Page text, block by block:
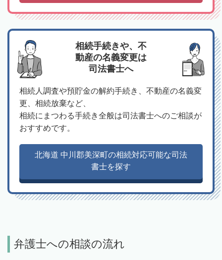
相続手続きや、不
動産の名義変更は
司法書士へ
相続人調査や預貯金の解約手続き、不動産の名義変
更、相続放棄など、
相続にまつわる手続き全般は司法書士へのご相談が
おすすめです。
北海道 中川郡美深町の相続対応可能な司法
書士を探す
弁護士への相談の流れ